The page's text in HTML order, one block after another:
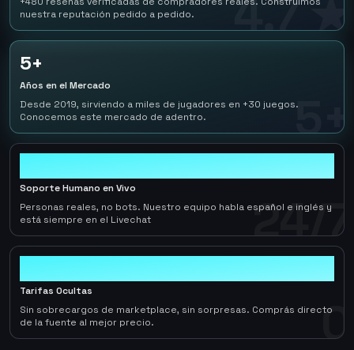
4.7 ★
nuestra reputación pedido a pedido.
5+
5+
Años en el Mercado
Desde 2019, sirviendo a miles de jugadores en +30 juegos.
Conocemos este mercado de adentro.
24/7
Soporte Humano en Vivo
Personas reales, no bots. Nuestro equipo habla español e inglés y
está siempre en el Livechat
0
Tarifas Ocultas
Sin sobrecargos de marketplace, sin sorpresas. Comprás directo
de la fuente al mejor precio.